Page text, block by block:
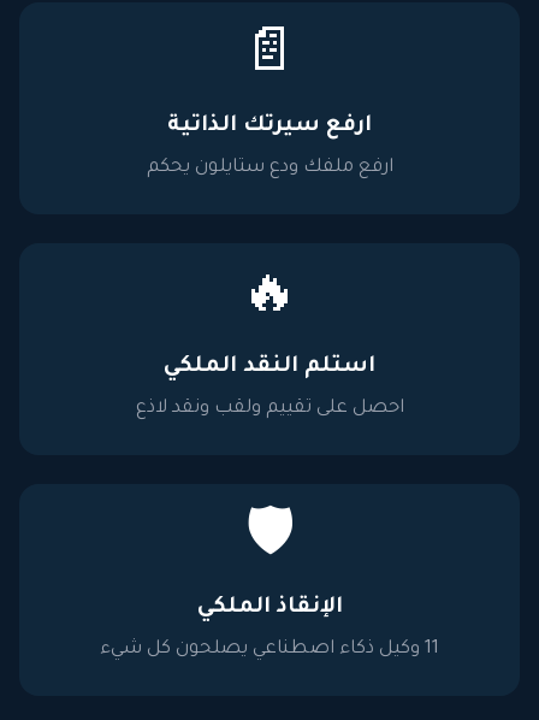
📄
ارفع سيرتك الذاتية
ارفع ملفك ودع ستايلون يحكم
🔥
استلم النقد الملكي
احصل على تقييم ولقب ونقد لاذع
🛡️
الإنقاذ الملكي
11 وكيل ذكاء اصطناعي يصلحون كل شيء